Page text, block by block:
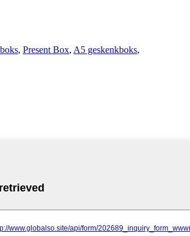
, Present Box, A5 geskenkboks,